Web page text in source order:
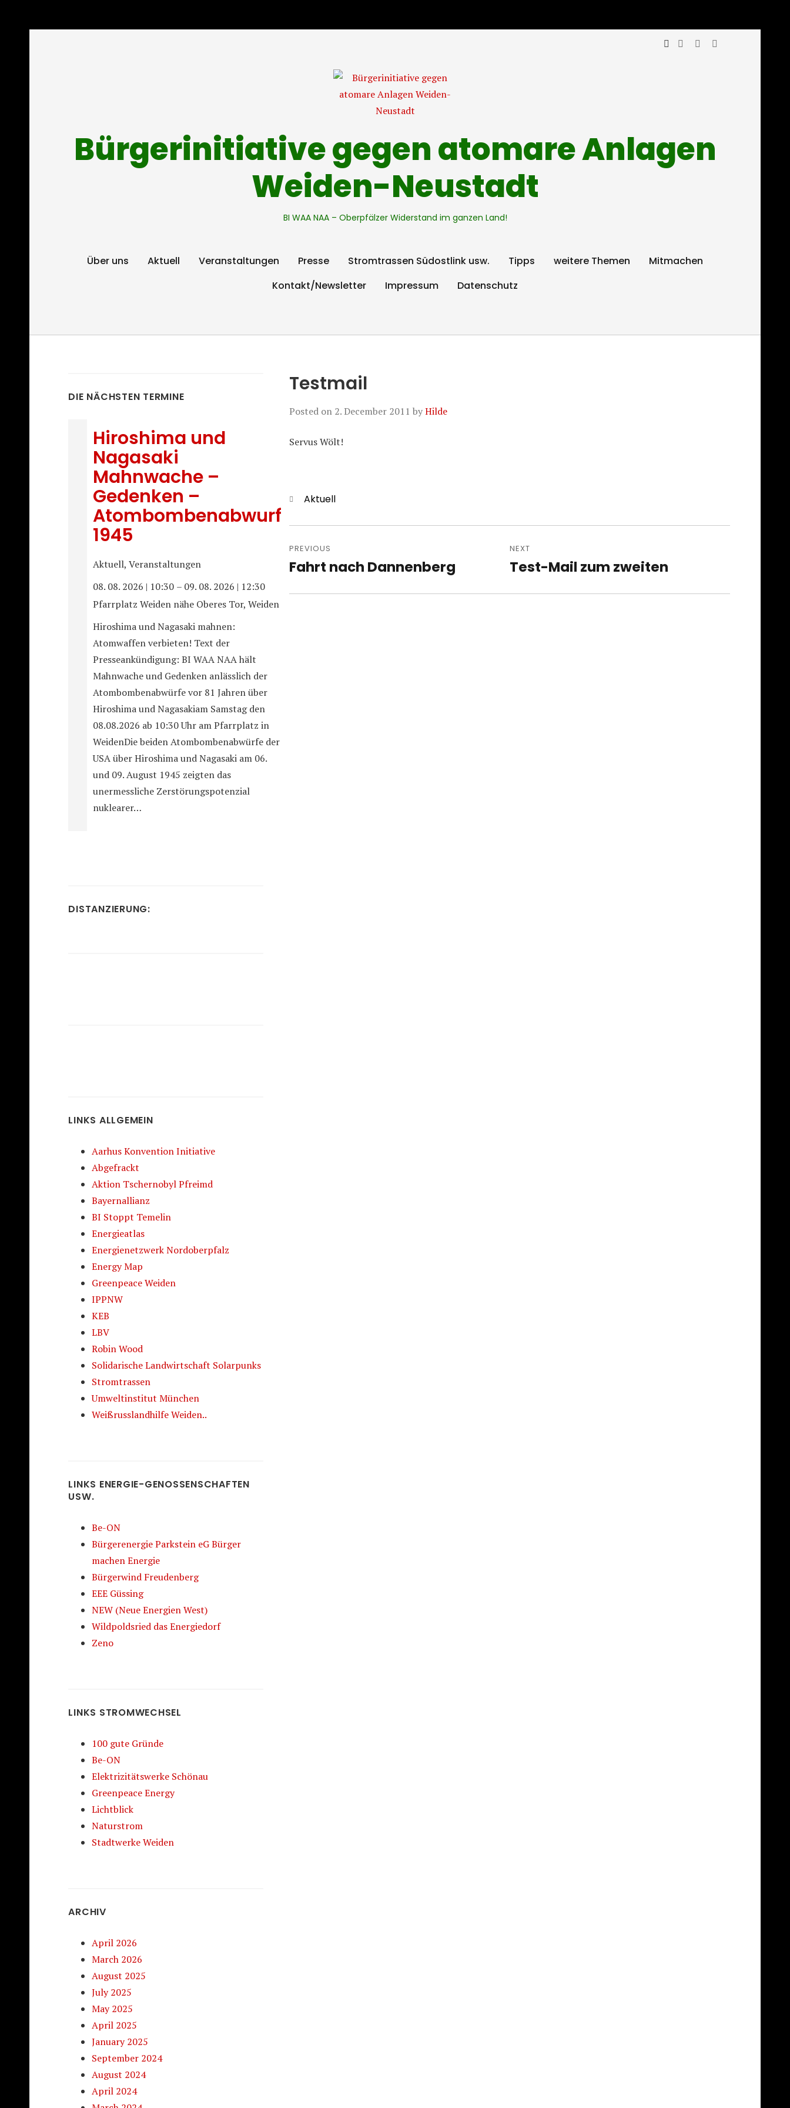
Bürgerinitiative gegen atomare Anlagen
Weiden-Neustadt
BI WAA NAA – Oberpfälzer Widerstand im ganzen Land!
Über uns Aktuell Veranstaltungen Presse Stromtrassen Südostlink usw. Tipps weitere Themen
Mitmachen
Kontakt/Newsletter
Impressum Datenschutz
Testmail
Posted on 2. December 2011 byHilde
Servus Wölt!
Categories
Aktuell
navigation
PREVIOUS
Previous
Fahrt nach Dannenberg
NEXT
Next
Test-Mail zum zweiten
DIE NÄCHSTEN TERMINE
Hiroshima und
Nagasaki
Mahnwache –
Gedenken –
Atombombenabwurf
1945
Aktuell, Veranstaltungen
08. 08. 2026 | 10:30 – 09. 08. 2026 | 12:30
Pfarrplatz Weiden nähe Oberes Tor, Weiden
Hiroshima und Nagasaki mahnen:
Atomwaffen verbieten! Text der
Presseankündigung: BI WAA NAA hält
Mahnwache und Gedenken anlässlich der
Atombombenabwürfe vor 81 Jahren über
Hiroshima und Nagasakiam Samstag den
08.08.2026 ab 10:30 Uhr am Pfarrplatz in
WeidenDie beiden Atombombenabwürfe der
USA über Hiroshima und Nagasaki am 06.
und 09. August 1945 zeigten das
unermessliche Zerstörungspotenzial
nuklearer…
DISTANZIERUNG:
LINKS ALLGEMEIN
Aarhus Konvention Initiative
Abgefrackt
Aktion Tschernobyl Pfreimd
Bayernallianz
BI Stoppt Temelin
Energieatlas
Energienetzwerk Nordoberpfalz
Energy Map
Greenpeace Weiden
IPPNW
KEB
LBV
Robin Wood
Solidarische Landwirtschaft Solarpunks
Stromtrassen
Umweltinstitut München
Weißrusslandhilfe Weiden..
LINKS ENERGIE-GENOSSENSCHAFTEN
USW.
Be-ON
Bürgerenergie Parkstein eG Bürger
machen Energie
Bürgerwind Freudenberg
EEE Güssing
NEW (Neue Energien West)
Wildpoldsried das Energiedorf
Zeno
LINKS STROMWECHSEL
100 gute Gründe
Be-ON
Elektrizitätswerke Schönau
Greenpeace Energy
Lichtblick
Naturstrom
Stadtwerke Weiden
ARCHIV
April 2026
March 2026
August 2025
July 2025
May 2025
April 2025
January 2025
September 2024
August 2024
April 2024